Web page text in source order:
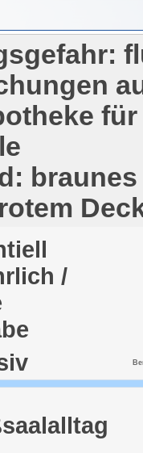
für
braunes
/